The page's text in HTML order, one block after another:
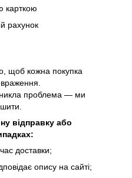
карткою
рахунок
щоб кожна покупка
проблема — ми
відправку або
доставки;
опису на сайті;